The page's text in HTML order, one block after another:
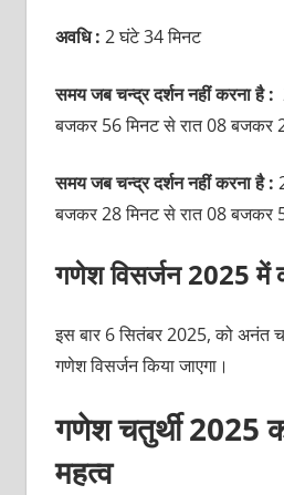
अवधि : 2 घंटे 34 मिनट
समय जब चन्द्र दर्शन नहीं करना है :
बजकर 56 मिनट से रात 08 बजकर
समय जब चन्द्र दर्शन नहीं करना है :
बजकर 28 मिनट से रात 08 बजकर
गणेश विसर्जन 2025 में
इस बार 6 सितंबर 2025, को अनंत
गणेश विसर्जन किया जाएगा।
गणेश चतुर्थी 2025
महत्व